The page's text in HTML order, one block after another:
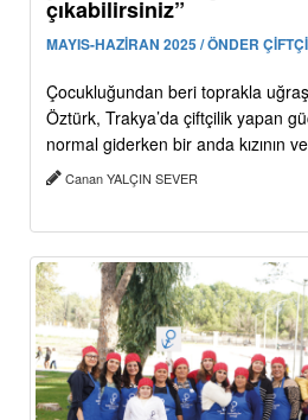
çıkabilirsiniz”
MAYIS-HAZİRAN 2025 / ÖNDER ÇİFTÇİ
Çocukluğundan beri toprakla
Öztürk, Trakya’da çiftçilik yapan
normal giderken bir anda kızının
Canan YALÇIN SEVER